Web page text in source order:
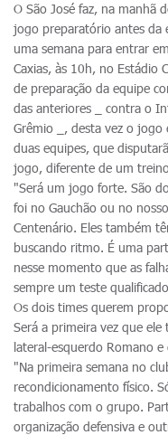
O São José faz, na manhã
jogo preparatório antes da
uma semana para entrar
Caxias, às 10h, no Estádio
de preparação da equipe
das anteriores _ contra o
Grêmio _, desta vez o jogo
duas equipes, que
jogo, diferente de um
"Será um jogo forte. São
foi no Gauchão ou no
Centenário. Eles também
buscando ritmo. É uma
nesse momento que as
sempre um teste
Os dois times querem
Será a primeira vez que
lateral-esquerdo Romano
"Na primeira semana no
recondicionamento físico.
trabalhos com o grupo.
organização defensiva e